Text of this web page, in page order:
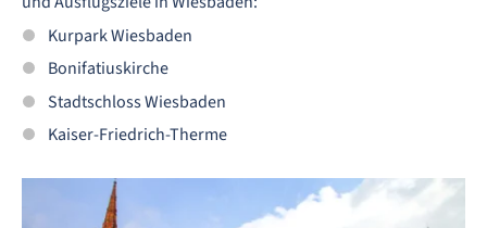
Kurpark Wiesbaden
Bonifatiuskirche
Stadtschloss Wiesbaden
Kaiser-Friedrich-Therme